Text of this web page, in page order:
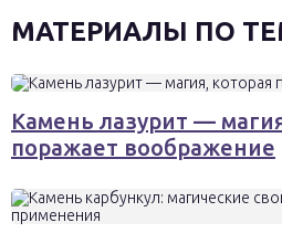
МАТЕРИАЛЫ ПО
Камень лазурит —
поражает воображение